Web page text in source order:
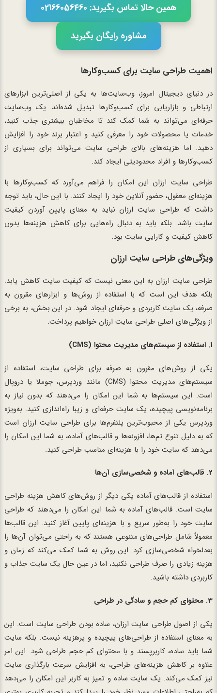
همین حالا تماس بگیرید: 02166056460
مشاوره رایگان بگیرید
اهمیت طراحی سایت برای کسب‌وکارها
در دنیای دیجیتال امروز، وب‌سایت‌ها به یکی از اصلی‌ترین ابزارهای
ارتباطی و بازاریابی برای کسب‌وکارها تبدیل شده‌اند. یک وب‌سایت
حرفه‌ای می‌تواند به شما کمک کند تا مخاطبان بیشتری جذب کنید،
خدمات یا محصولات خود را معرفی کنید و اعتبار برند خود را افزایش
دهید. اما هزینه‌های بالای طراحی سایت می‌تواند برای بسیاری از
کسب‌وکارها و افراد محدودیتی ایجاد کند.
طراحی سایت ارزان این امکان را فراهم می‌آورد که کسب‌وکارها با
هزینه‌ای معقول، حضور آنلاین خود را ایجاد کنند. با این حال، باید توجه
داشت که طراحی سایت ارزان نباید به معنای پایین آوردن کیفیت
سایت باشد. بلکه باید به دنبال راه‌هایی برای کاهش هزینه‌ها بدون
کاهش کیفیت و کارایی سایت بود.
ویژگی‌های طراحی سایت ارزان
طراحی سایت ارزان به این معنی نیست که کیفیت سایت کاهش یابد.
بلکه هدف این است که با استفاده از روش‌ها و ابزارهای مقرون به
صرفه، یک سایت کاربردی و حرفه‌ای ایجاد شود. در این بخش، به برخی
از ویژگی‌های اصلی طراحی سایت ارزان خواهیم پرداخت.
1. استفاده از سیستم‌های مدیریت محتوا (CMS)
یکی از روش‌های مقرون به صرفه برای طراحی سایت، استفاده از
سیستم‌های مدیریت محتوا (CMS) مانند وردپرس، جوملا یا دروپال
است. این سیستم‌ها به شما این امکان را می‌دهند که بدون نیاز به
برنامه‌نویسی پیچیده، یک سایت حرفه‌ای و زیبا راه‌اندازی کنید. به‌ویژه
وردپرس یکی از محبوب‌ترین پلتفرم‌ها برای طراحی سایت ارزان است
که به دلیل تنوع تم‌ها، افزونه‌ها و قالب‌های آماده، به شما این امکان را
می‌دهد که سایت خود را با هزینه‌ای مناسب طراحی کنید.
2. قالب‌های آماده و شخصی‌سازی آن‌ها
استفاده از قالب‌های آماده یکی دیگر از روش‌های کاهش هزینه طراحی
سایت است. قالب‌های آماده به شما این امکان را می‌دهند که طراحی
سایت خود را به‌طور سریع و با هزینه‌ای پایین آغاز کنید. این قالب‌ها
معمولاً شامل طراحی‌های متنوعی هستند که به راحتی می‌توان آن‌ها را
به‌دلخواه شخصی‌سازی کرد. این روش به شما کمک می‌کند که زمان و
هزینه زیادی را صرف طراحی نکنید، اما در عین حال یک سایت جذاب و
کاربردی داشته باشید.
3. محتوای کم حجم و سادگی در طراحی
یکی از اصول طراحی سایت ارزان، ساده بودن طراحی سایت است. این
به معنای استفاده از طراحی‌های پیچیده و پرهزینه نیست. بلکه سایت
شما باید ساده، کاربرپسند و با محتوای کم حجم طراحی شود. این امر
علاوه بر کاهش هزینه‌های طراحی، به افزایش سرعت بارگذاری سایت
نیز کمک می‌کند. یک سایت ساده و تمیز به کاربر این امکان را می‌دهد